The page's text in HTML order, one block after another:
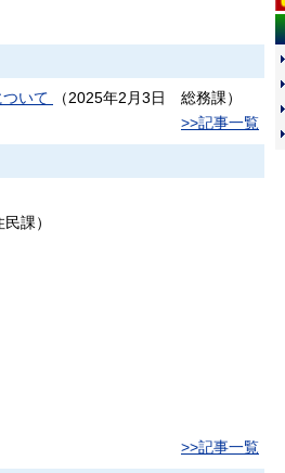
いて （2025年2月3日 総務課）
>>記事一覧
民課）
>>記事一覧